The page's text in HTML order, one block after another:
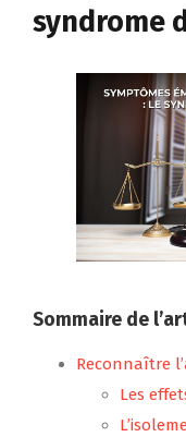
syndrome
Sommaire de
Reconnaître
Les